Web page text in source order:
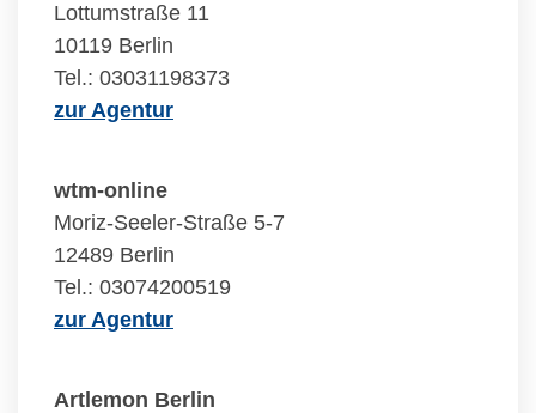
Lottumstraße 11
10119 Berlin
Tel.: 03031198373
zur Agentur
wtm-online
Moriz-Seeler-Straße 5-7
12489 Berlin
Tel.: 03074200519
zur Agentur
Artlemon Berlin